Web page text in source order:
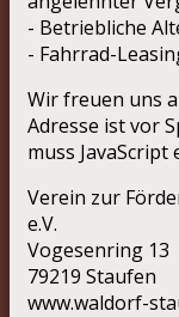
- Betriebliche
- Fahrrad-
Wir freuen uns
Adresse ist vor
muss JavaScript
Verein zur
e.V.
Vogesenring 13
79219 Staufen
www.waldorf-